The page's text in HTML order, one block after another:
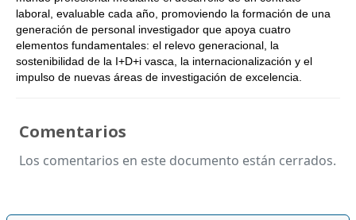
laboral, evaluable cada año, promoviendo la formación de una
generación de personal investigador que apoya cuatro
elementos fundamentales: el relevo generacional, la
sostenibilidad de la I+D+i vasca, la internacionalización y el
impulso de nuevas áreas de investigación de excelencia.
Comentarios
Los comentarios en este documento están cerrados.